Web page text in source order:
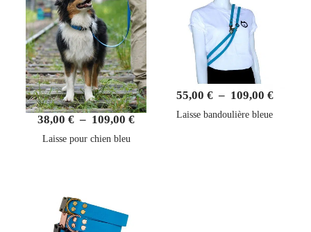
38,00€ – 109,00€
Laisse pour chien bleu
55,00 € – 109,00 €
Laisse bandoulière bleue